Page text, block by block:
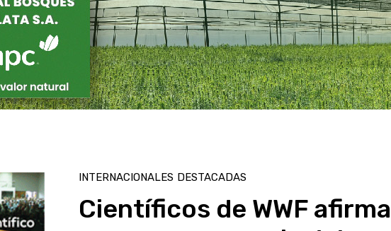
INTERNACIONALES DESTACADAS
Científicos de WWF